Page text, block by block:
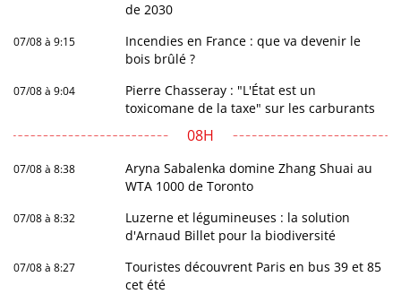
de 2030
07/08 à 9:15
Incendies en France : que va devenir le
bois brûlé ?
07/08 à 9:04
Pierre Chasseray : "L'État est un
toxicomane de la taxe" sur les carburants
08H
07/08 à 8:38
Aryna Sabalenka domine Zhang Shuai au
WTA 1000 de Toronto
07/08 à 8:32
Luzerne et légumineuses : la solution
d'Arnaud Billet pour la biodiversité
07/08 à 8:27
Touristes découvrent Paris en bus 39 et 85
cet été